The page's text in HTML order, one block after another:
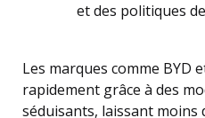
et des politiques
Les marques comme BYD
rapidement grâce à des
séduisants, laissant moins